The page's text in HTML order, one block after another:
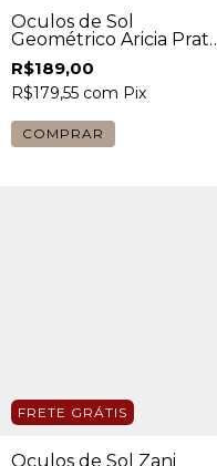
Óculos de Sol
Geométrico Aricia Prata
Feminino
R$189,00
R$179,55 com Pix
COMPRAR
FRETE GRÁTIS
Óculos de Sol Zani